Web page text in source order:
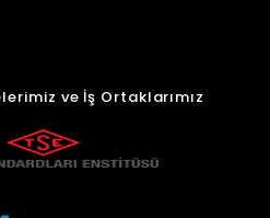
ve İş Ortaklarımız